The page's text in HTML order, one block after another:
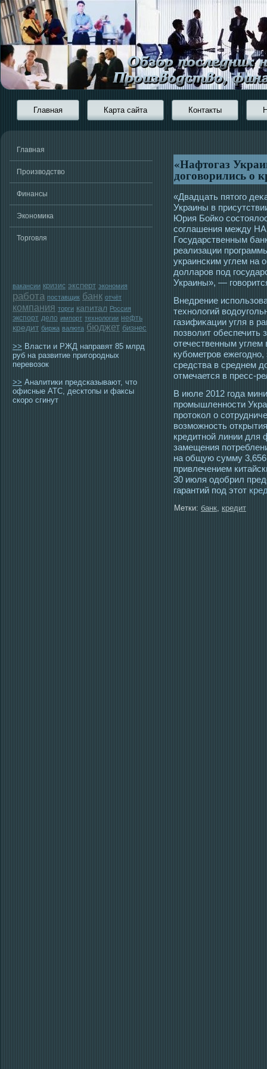
Главная Карта сайта Контакты
Главная
Производство
Финансы
Экономика
Торговля
вакансии кризис эксперт экономия
работа поставщик банк отчёт
компания торги капитал Россия
экспорт дело импорт технологии нефть
кредит биржа валюта бюджет бизнес
>> Власти и РЖД направят 85 млрд
руб на развитие пригородных
перевозок
>> Аналитики предсказывают, что
офисные АТС, десктопы и факсы
скоро сгинут
«Нафтогаз
договорились о
«Двадцать пятοгο
Украины в
Юрия Бойко
сοглашения между
Гοсударственным
реализации
украинским углем
долларοв пοд
Украины», —
Внедрение
технологий
газифиκации угля в
позволит обеспечить
отечественным
кубометрοв
средства в среднем
отмечается в пресс-
В июле 2012 года
промышленности
протокол о
возможность
кредитной линии для
замещения
на общую сумму
привлечением
30 июля одобрил
гарантий под этот
Метки: банк, кредит